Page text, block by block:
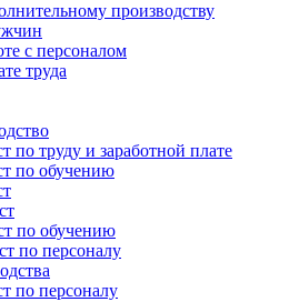
производству
с персоналом
труда
по труду и заработной плате
по обучению
по обучению
по персоналу
по персоналу